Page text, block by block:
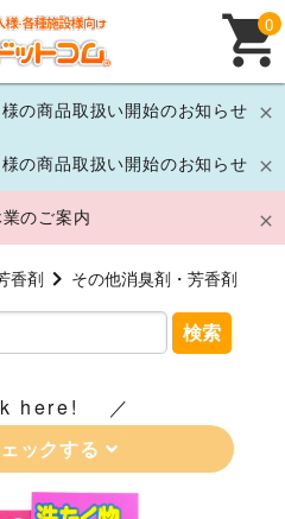
の商品取扱い開始のお知らせ
の商品取扱い開始のお知らせ
業のご案内
0
香剤 その他消臭剤・芳香剤
検索
here!
ックする